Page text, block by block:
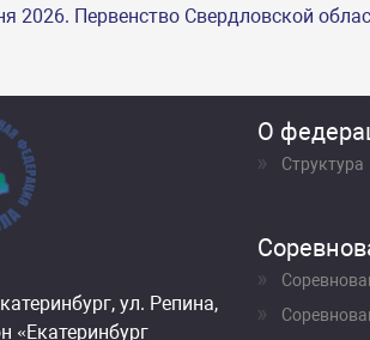
2026. Первенство Свердловской
ул. Репина,
«Екатеринбург
О
Структура